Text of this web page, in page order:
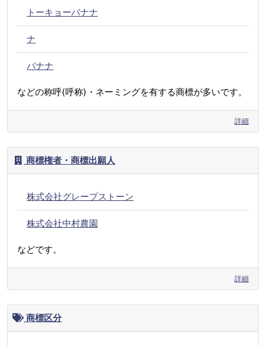
トーキョーバナナ
ナ
バナナ
などの称呼(呼称)・ネーミングを有する商標が多いです。
詳細
商標権者・商標出願人
株式会社グレープストーン
株式会社中村農園
などです。
詳細
商標区分